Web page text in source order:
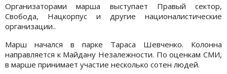
Организаторами марша выступает Правый сектор,
Свобода, Нацкорпус и другие националистические
организации..
Марш начался в парке Тараса Шевченко. Колонна
направляется к Майдану Незалежности. По оценкам СМИ,
в марше принимает участие несколько сотен людей.